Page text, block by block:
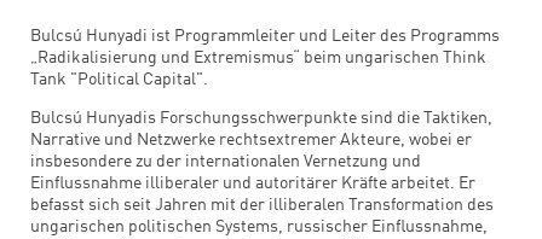
Bulcsú Hunyadi ist Programmleiter und Leiter des Programms
„Radikalisierung und Extremismus“ beim ungarischen Think
Tank "Political Capital".
Bulcsú Hunyadis Forschungsschwerpunkte sind die Taktiken,
Narrative und Netzwerke rechtsextremer Akteure, wobei er
insbesondere zu der internationalen Vernetzung und
Einflussnahme illiberaler und autoritärer Kräfte arbeitet. Er
befasst sich seit Jahren mit der illiberalen Transformation des
ungarischen politischen Systems, russischer Einflussnahme,